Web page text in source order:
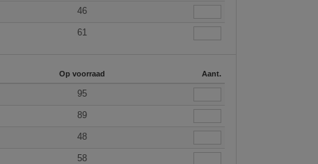
46
61
Op voorraad Aant.
95
89
48
58